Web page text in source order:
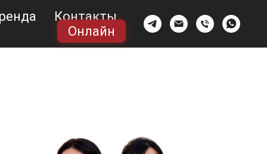
Контакты
Онлайн